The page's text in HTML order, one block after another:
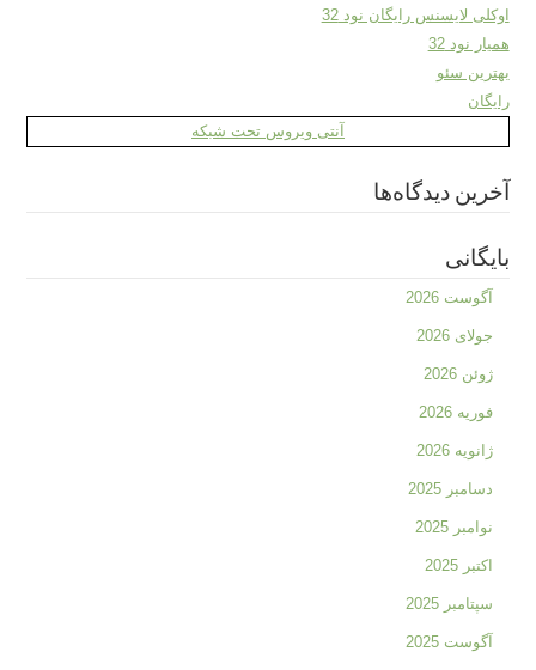
اوکلی لایسنس رایگان نود 32
همیار نود 32
بهترین سئو
رایگان
آنتی ویروس تحت شبکه
آخرین دیدگاه‌ها
بایگانی
آگوست 2026
جولای 2026
ژوئن 2026
فوریه 2026
ژانویه 2026
دسامبر 2025
نوامبر 2025
اکتبر 2025
سپتامبر 2025
آگوست 2025